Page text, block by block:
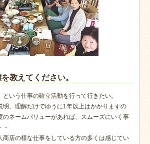
教えてください。
という仕事の確立活動を行って行きたい。
明、理解だけでゆうに1年以上はかかりますの
のネームバリューがあれば、スムーズにいく事
商店の様な仕事をしている方の多くは感じてい